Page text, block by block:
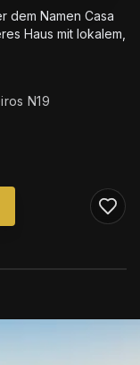
dem Namen Casa
Haus mit lokalem,
N19